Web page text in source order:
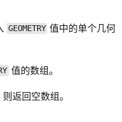
GEOMETRY 值中的单个几何
值的数组。
返回空数组。